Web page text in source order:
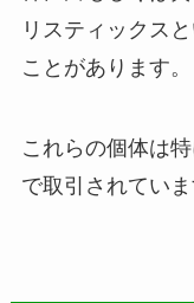
リスティックス
ことがあります。
これらの個体は
で取引されていま